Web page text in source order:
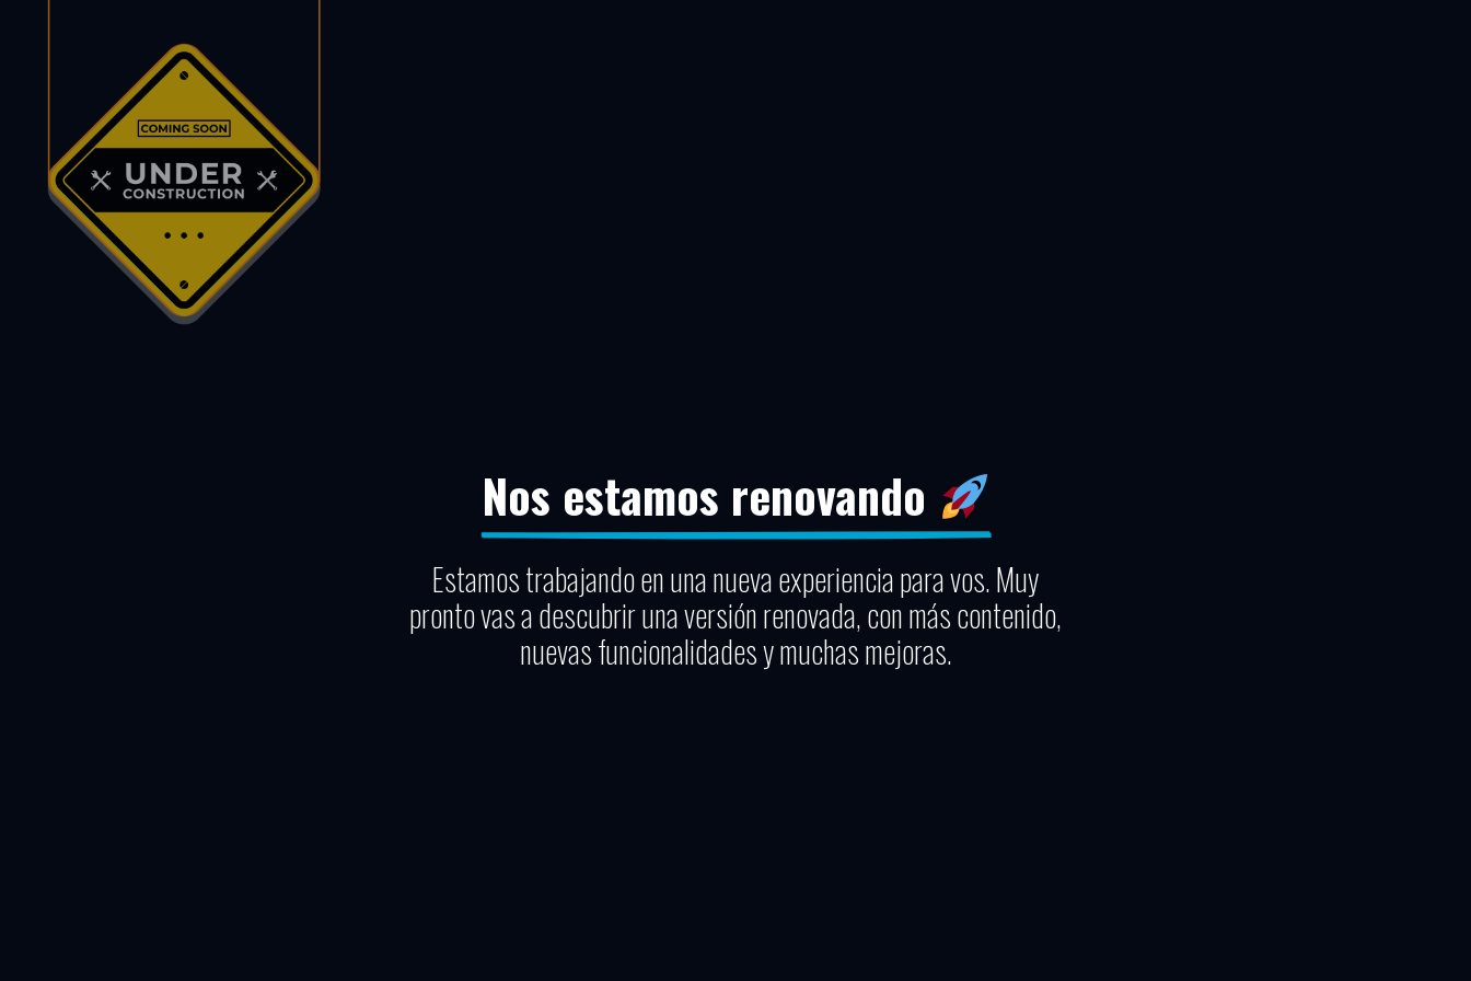
Nos estamos renovando
Estamos trabajando en una nueva experiencia para vos. Muy
pronto vas a descubrir una versión renovada, con más contenido,
nuevas funcionalidades y muchas mejoras.